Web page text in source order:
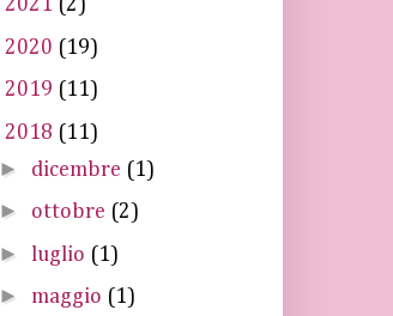
2021 (2)
2020 (19)
2019 (11)
2018 (11)
► dicembre (1)
► ottobre (2)
► luglio (1)
► maggio (1)